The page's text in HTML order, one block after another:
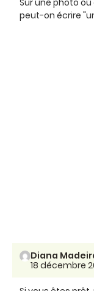
Sur une photo
peut-on écrire
Diana
18 décembre